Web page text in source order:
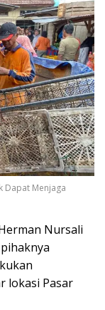
Dapat Menjaga
Nursali
lokasi Pasar